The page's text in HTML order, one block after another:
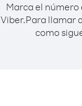
Marca el
Viber.Para llamar
como